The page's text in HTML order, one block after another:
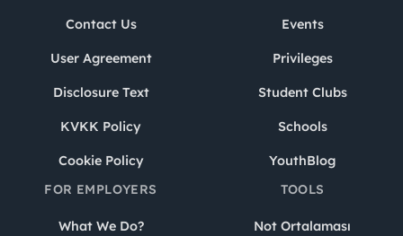
Contact Us
User Agreement
Disclosure Text
KVKK Policy
Cookie Policy
Events
Privileges
Student Clubs
Schools
YouthBlog
FOR EMPLOYERS
What We Do?
TOOLS
Not Ortalaması